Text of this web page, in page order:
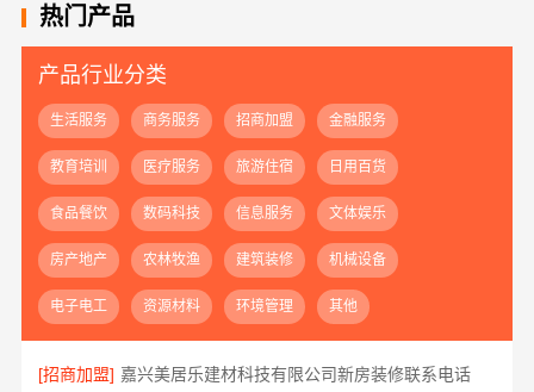
热门产品
产品行业分类
生活服务 商务服务 招商加盟 金融服务
教育培训 医疗服务 旅游住宿 日用百货
食品餐饮 数码科技 信息服务 文体娱乐
房产地产 农林牧渔 建筑装修 机械设备
电子电工 资源材料 环境管理 其他
[招商加盟] 嘉兴美居乐建材科技有限公司新房装修联系电话